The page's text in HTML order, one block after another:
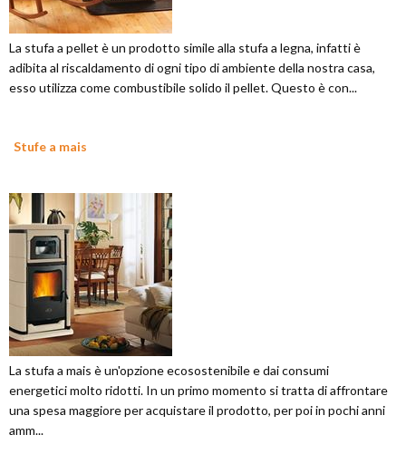
La stufa a pellet è un prodotto simile alla stufa a legna, infatti è
adibita al riscaldamento di ogni tipo di ambiente della nostra casa,
esso utilizza come combustibile solido il pellet. Questo è con...
Stufe a mais
La stufa a mais è un'opzione ecosostenibile e dai consumi
energetici molto ridotti. In un primo momento si tratta di affrontare
una spesa maggiore per acquistare il prodotto, per poi in pochi anni
amm...